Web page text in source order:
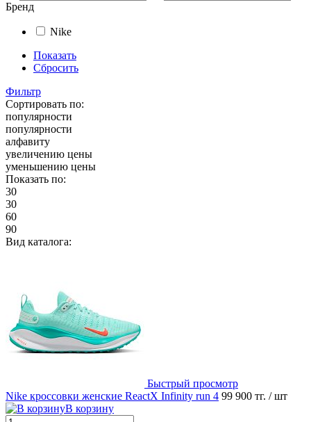
Бренд
Nike
Показать
Сбросить
Фильтр
Сортировать по:
популярности
популярности
алфавиту
увеличению цены
уменьшению цены
Показать по:
30
30
60
90
Вид каталога:
Быстрый просмотр
Nike кроссовки женские ReactX Infinity run 4 99 900 тг. / шт
В корзину